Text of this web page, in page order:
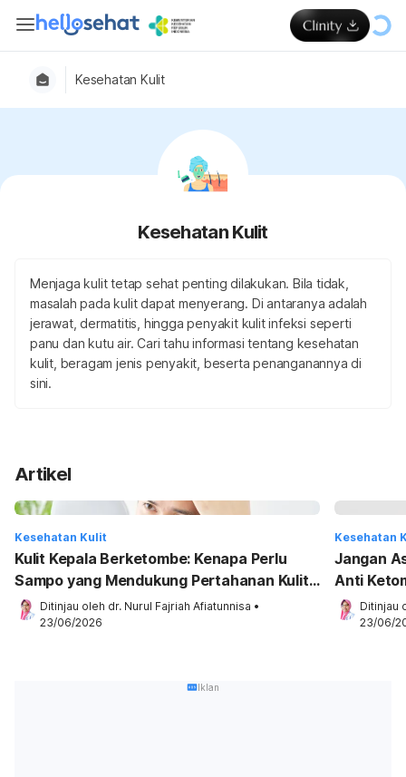
Kesehatan Kulit
Kesehatan Kulit
Menjaga kulit tetap sehat penting dilakukan. Bila tidak,
masalah pada kulit dapat menyerang. Di antaranya adalah
jerawat, dermatitis, hingga penyakit kulit infeksi seperti
panu dan kutu air. Cari tahu informasi tentang kesehatan
kulit, beragam jenis penyakit, beserta penanganannya di
sini.
Artikel
Kesehatan Kulit
Kulit Kepala Berketombe: Kenapa Perlu
Sampo yang Mendukung Pertahanan Kulit
Kepala?
Ditinjau oleh dr. Nurul Fajriah Afiatunnisa •
23/06/2026
Kesehatan
Jangan
Anti
Ditinjau
23/06/
Iklan